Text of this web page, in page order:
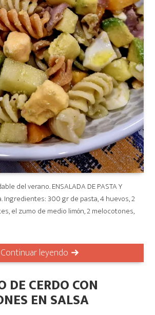
del verano. ENSALADA DE PASTA Y
Ingredientes: 300 gr de pasta, 4 huevos, 2
el zumo de medio limón, 2 melocotones,
Continuar leyendo
DE CERDO CON
EN SALSA